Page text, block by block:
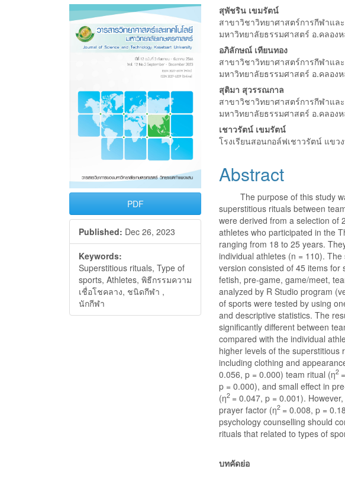
Article
Sidebar
PDF
Published: Dec 26, 2023
Keywords:
Superstitious rituals, Type of
sports, Athletes, พิธีกรรมความ
เชื่อโชคลาง, ชนิดกีฬา ,
นักกีฬา
Main
Article
Content
สุพัชริน เขมรัตน์
สาขาวิชาวิทยาศาสตร์การกีฬาแ
มหาวิทยาลัยธรรมศาสตร์ อ.คลอง
อภิลักษณ์ เทียนทอง
สาขาวิชาวิทยาศาสตร์การกีฬาแ
มหาวิทยาลัยธรรมศาสตร์ อ.คลอง
สุติมา สุวรรณกาล
สาขาวิชาวิทยาศาสตร์การกีฬาแ
มหาวิทยาลัยธรรมศาสตร์ อ.คลอง
เชาวรัตน์ เขมรัตน์
โรงเรียนสอนกอล์ฟเชาวรัตน์ แขว
Abstract
The purpose of this study
superstitious rituals between
were derived from a selection of
athletes who participated in the
ranging from 18 to 25 years.
individual athletes (n = 110).
version consisted of 45 items
fetish, pre-game, game/meet,
analyzed by R Studio program
of sports were tested by using
and descriptive statistics. The
significantly different between
compared with the individual
higher levels of the superstitious
including clothing and
0.056, p = 0.000) team ritual (η2
p = 0.000), and small effect in
(η2 = 0.047, p = 0.001).
prayer factor (η2 = 0.008, p =
psychology counselling should
rituals that related to types of
บทคัดย่อ